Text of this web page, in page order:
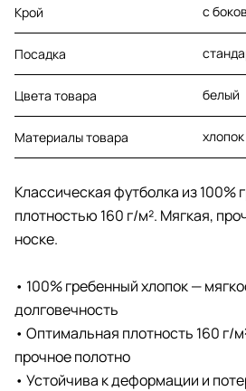
Крой с
Посадка
Цвета товара белый
Материалы товара хлопок
Классическая футболка из 100%
плотностью 160 г/м². Мягкая,
носке.
• 100% гребенный хлопок —
долговечность
• Оптимальная плотность 160 г/
прочное полотно
• Устойчива к деформации и